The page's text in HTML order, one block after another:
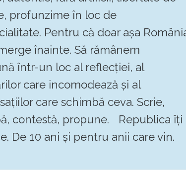
profunzime în loc de
Pentru că doar așa
înainte. Să rămânem
într-un loc al reflecției, al
care incomodează și al
care schimbă ceva. Scrie,
contestă, propune. Republica îți
De 10 ani și pentru anii care vin.